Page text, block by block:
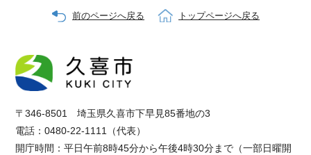
前のページへ戻る トップページへ戻る
〒346-8501 埼玉県久喜市下早見85番地の3
電話：0480-22-1111（代表）
開庁時間：平日午前8時45分から午後4時30分まで（一部日曜開